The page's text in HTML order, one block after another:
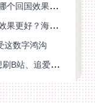
ChickCN VPN好用吗？和海牛VPN对比哪个回国效果更好？
ChickCN VPN和当归VPN对比哪个回国效果更好？海外党亲测后选了它
这数字鸿沟
Quickback和巨鲸好用吗？在海外深夜想刷B站、追爱奇艺的你，或许正需要这份答案